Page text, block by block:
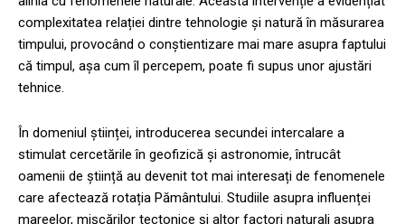
complexitatea relației dintre tehnologie și natură în măsurarea
timpului, provocând o conștientizare mai mare asupra faptului
că timpul, așa cum îl percepem, poate fi supus unor ajustări
tehnice.
În domeniul științei, introducerea secundei intercalare a
stimulat cercetările în geofizică și astronomie, întrucât
oamenii de știință au devenit tot mai interesați de fenomenele
care afectează rotația Pământului. Studiile asupra influenței
mareelor, mișcărilor tectonice și altor factori naturali asupra